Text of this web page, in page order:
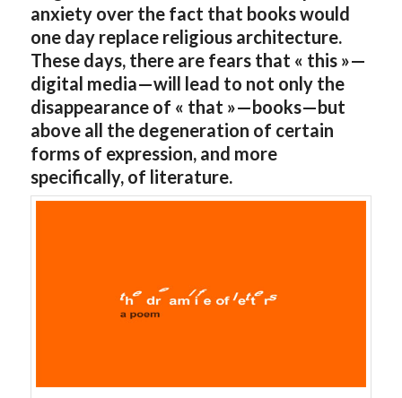
anxiety over the fact that books would
one day replace religious architecture.
These days, there are fears that « this »—
digital media—will lead to not only the
disappearance of « that »—books—but
above all the degeneration of certain
forms of expression, and more
specifically, of literature.